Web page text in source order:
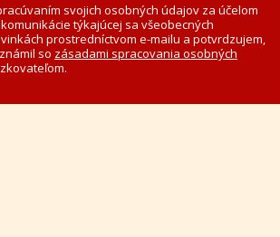
svojich osobných údajov za účelom
týkajúcej sa všeobecných
prostredníctvom e-mailu a potvrdzujem,
so zásadami spracovania osobných